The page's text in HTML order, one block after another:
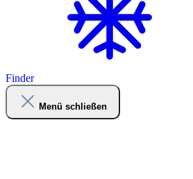
Finder
Menü schließen